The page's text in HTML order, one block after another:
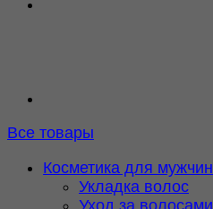
Все товары
Косметика для мужчин
Укладка волос
Уход за волосами